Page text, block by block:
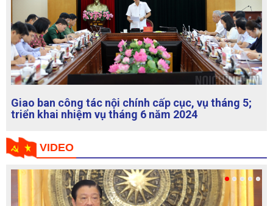
Hội thảo "Hợp tác quốc tế trong thu hồi tài sản
tham nhũng theo công ước Liên hợp quốc về
Nam"
VIDEO